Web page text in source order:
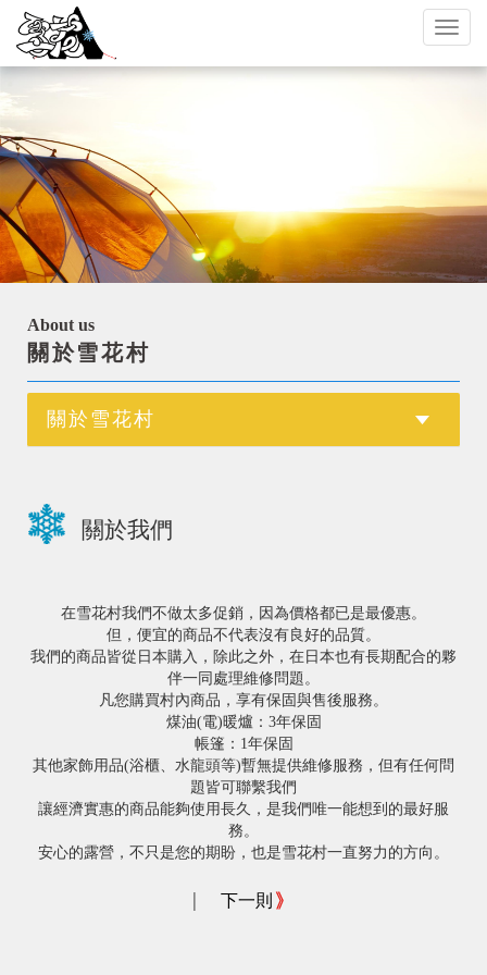
Toggle
About us
關於雪花村
關於雪花村
關於我們
在雪花村我們不做太多促銷，因為價格都已是最優惠。
但，便宜的商品不代表沒有良好的品質。
我們的商品皆從日本購入，除此之外，在日本也有長期配合的夥
伴一同處理維修問題。
凡您購買村內商品，享有保固與售後服務。
煤油(電)暖爐：3年保固
帳篷：1年保固
其他家飾用品(浴櫃、水龍頭等)暫無提供維修服務，但有任何問
題皆可聯繫我們
讓經濟實惠的商品能夠使用長久，是我們唯一能想到的最好服
務。
安心的露營，不只是您的期盼，也是雪花村一直努力的方向。
| 下一則